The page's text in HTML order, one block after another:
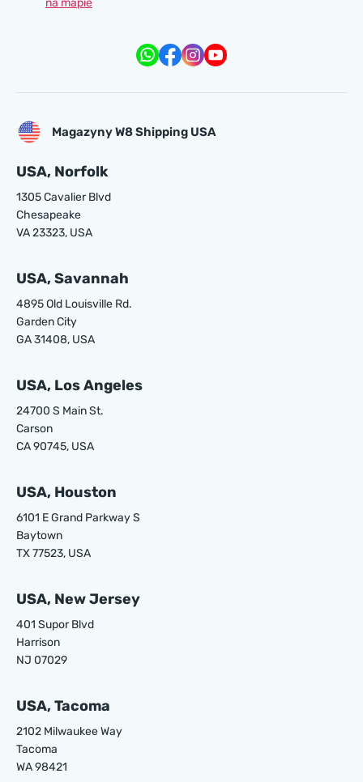
na mapie
Magazyny W8 Shipping USA
USA, Norfolk
1305 Cavalier Blvd
Chesapeake
VA 23323, USA
USA, Savannah
4895 Old Louisville Rd.
Garden City
GA 31408, USA
USA, Los Angeles
24700 S Main St.
Carson
CA 90745, USA
USA, Houston
6101 E Grand Parkway S
Baytown
TX 77523, USA
USA, New Jersey
401 Supor Blvd
Harrison
NJ 07029
USA, Tacoma
2102 Milwaukee Way
Tacoma
WA 98421